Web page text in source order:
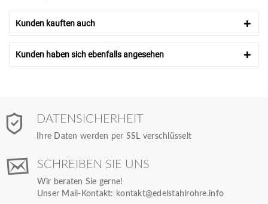
Kunden kauften auch
Kunden haben sich ebenfalls angesehen
DATENSICHERHEIT
Ihre Daten werden per SSL verschlüsselt
SCHREIBEN SIE UNS
Wir beraten Sie gerne!
Unser Mail-Kontakt: kontakt@edelstahlrohre.info